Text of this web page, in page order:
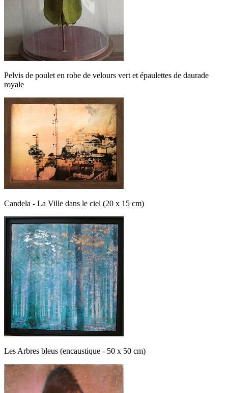
Pelvis de poulet en robe de velours vert et épaulettes de daurade
royale
Candela - La Ville dans le ciel (20 x 15 cm)
Les Arbres bleus (encaustique - 50 x 50 cm)